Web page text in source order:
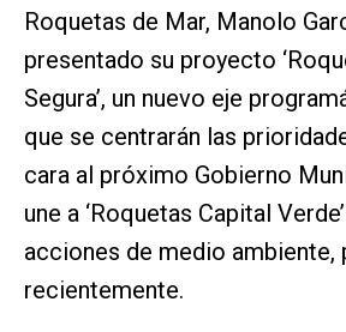
Roquetas de Mar, Manolo
presentado su proyecto
Segura’, un nuevo eje
que se centrarán las
cara al próximo Gobierno
une a ‘Roquetas Capital
acciones de medio ambiente,
recientemente.